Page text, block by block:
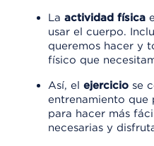
La actividad física
usar el cuerpo.
queremos hacer y
físico que
Así, el ejercicio se
entrenamiento que
para hacer más
necesarias y